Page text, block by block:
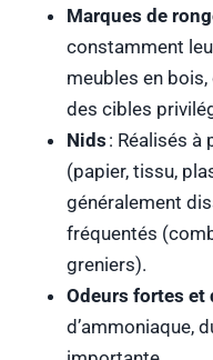
Marques de
constamment
meubles en
des cibles
Nids : Réalisés à
(papier, tissu,
généralement
fréquentés
greniers).
Odeurs fortes et
d’ammoniaque,